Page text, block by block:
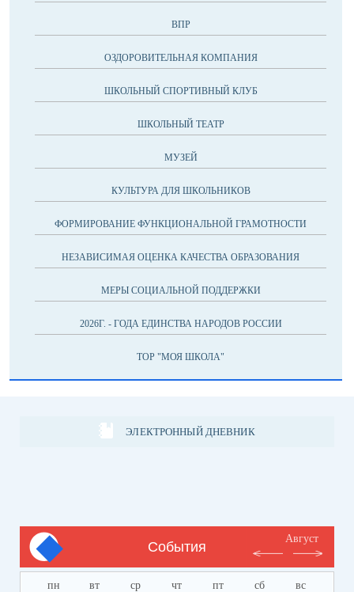
ВПР
ОЗДОРОВИТЕЛЬНАЯ КОМПАНИЯ
ШКОЛЬНЫЙ СПОРТИВНЫЙ КЛУБ
ШКОЛЬНЫЙ ТЕАТР
МУЗЕЙ
КУЛЬТУРА ДЛЯ ШКОЛЬНИКОВ
ФОРМИРОВАНИЕ ФУНКЦИОНАЛЬНОЙ ГРАМОТНОСТИ
НЕЗАВИСИМАЯ ОЦЕНКА КАЧЕСТВА ОБРАЗОВАНИЯ
МЕРЫ СОЦИАЛЬНОЙ ПОДДЕРЖКИ
2026Г. - ГОДА ЕДИНСТВА НАРОДОВ РОССИИ
ТОР "МОЯ ШКОЛА"
ЭЛЕКТРОННЫЙ ДНЕВНИК
События
Август
пн вт ср чт пт сб вс